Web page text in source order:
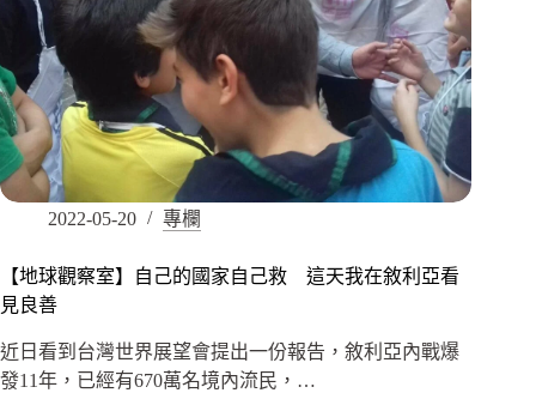
2022-05-20 專欄
【地球觀察室】自己的國家自己救 這天我在敘利亞看
見良善
近日看到台灣世界展望會提出一份報告，敘利亞內戰爆
發11年，已經有670萬名境內流民，…